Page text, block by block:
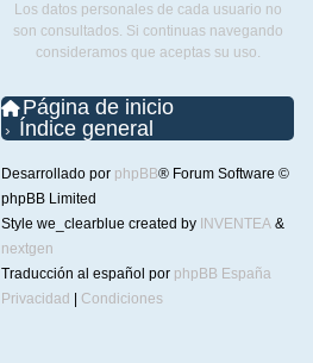
Los datos personales de cada usuario no
son consultados. Si continuas navegando
consideramos que aceptas su uso.
Página de inicio
Índice general
Desarrollado por phpBB® Forum Software ©
phpBB Limited
Style we_clearblue created by INVENTEA &
nextgen
Traducción al español por phpBB España
Privacidad
Condiciones